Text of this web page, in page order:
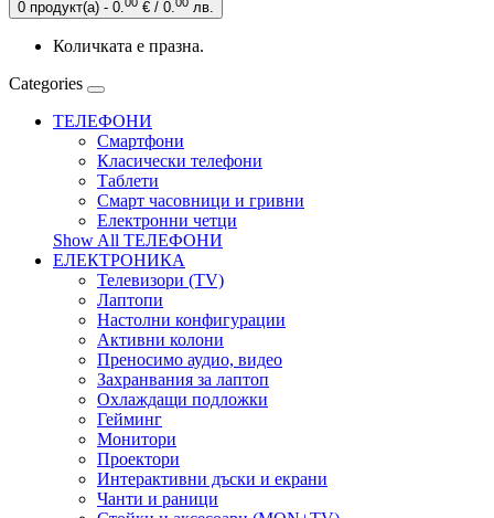
0 продукт(а) - 0. € / 0. лв.
Количката е празна.
Categories
ТЕЛЕФОНИ
Смартфони
Класически телефони
Таблети
Смарт часовници и гривни
Електронни четци
Show All ТЕЛЕФОНИ
ЕЛЕКТРОНИКА
Телевизори (TV)
Лаптопи
Настолни конфигурации
Активни колони
Преносимо аудио, видео
Захранвания за лаптоп
Охлаждащи подложки
Гейминг
Монитори
Проектори
Интерактивни дъски и екрани
Чанти и раници